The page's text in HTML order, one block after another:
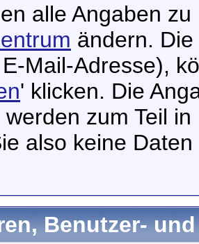
alle Angaben
ändern.
Mail-Adresse),
' klicken. Die
werden zum Teil
also keine
Benutzer-